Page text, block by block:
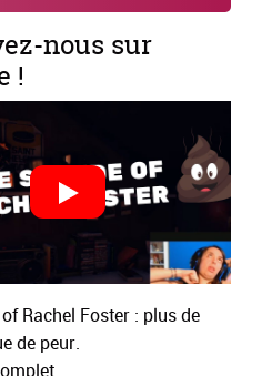
nous sur
!
Rachel Foster : plus de
de peur.